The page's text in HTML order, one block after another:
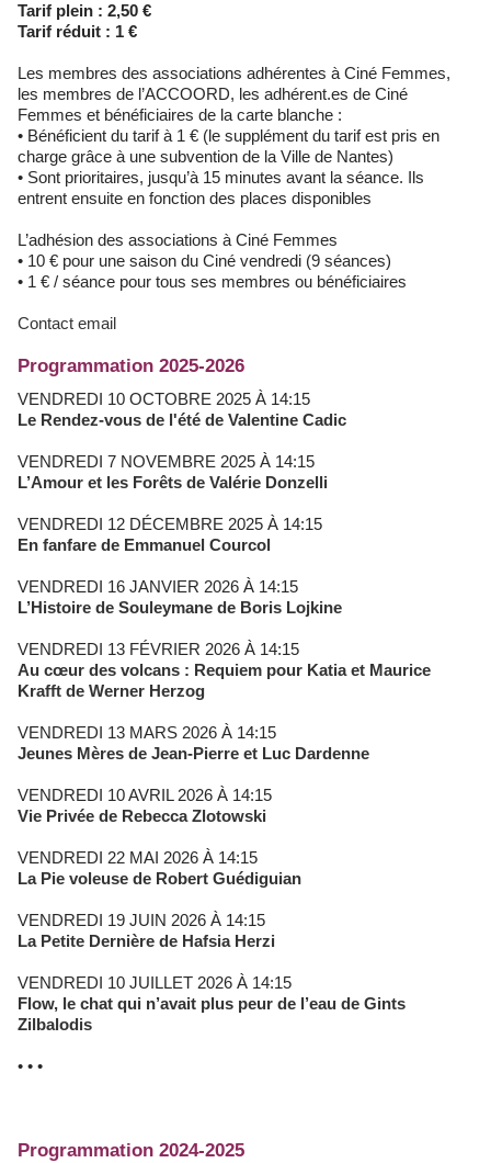
Tarif plein : 2,50 €
Tarif réduit : 1 €
Les membres des associations adhérentes à Ciné Femmes,
les membres de l’ACCOORD, les adhérent.es de Ciné
Femmes et bénéficiaires de la carte blanche :
• Bénéficient du tarif à 1 € (le supplément du tarif est pris en
charge grâce à une subvention de la Ville de Nantes)
• Sont prioritaires, jusqu’à 15 minutes avant la séance. Ils
entrent ensuite en fonction des places disponibles
L’adhésion des associations à Ciné Femmes
• 10 € pour une saison du Ciné vendredi (9 séances)
• 1 € / séance pour tous ses membres ou bénéficiaires
Contact email
Programmation 2025-2026
VENDREDI 10 OCTOBRE 2025 À 14:15
Le Rendez-vous de l'été de Valentine Cadic
VENDREDI 7 NOVEMBRE 2025 À 14:15
L’Amour et les Forêts de Valérie Donzelli
VENDREDI 12 DÉCEMBRE 2025 À 14:15
En fanfare de Emmanuel Courcol
VENDREDI 16 JANVIER 2026 À 14:15
L’Histoire de Souleymane de Boris Lojkine
VENDREDI 13 FÉVRIER 2026 À 14:15
Au cœur des volcans : Requiem pour Katia et Maurice
Krafft de Werner Herzog
VENDREDI 13 MARS 2026 À 14:15
Jeunes Mères de Jean-Pierre et Luc Dardenne
VENDREDI 10 AVRIL 2026 À 14:15
Vie Privée de Rebecca Zlotowski
VENDREDI 22 MAI 2026 À 14:15
La Pie voleuse de Robert Guédiguian
VENDREDI 19 JUIN 2026 À 14:15
La Petite Dernière de Hafsia Herzi
VENDREDI 10 JUILLET 2026 À 14:15
Flow, le chat qui n’avait plus peur de l’eau de Gints
Zilbalodis
• • •
Programmation 2024-2025